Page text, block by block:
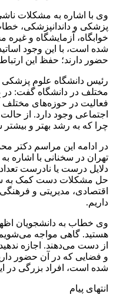
اشاره به مشکلات ناشی از
و داندانپزشکی، خطاب به
آزمایشگاه و غیره
با این وجود اساتید و
دارند؛ حفظ این ارتباط
دانشگاه علوم پزشکی تهران با
در دانشگاه گفت: در
در حوزه‌های مختلف
وجود دارد. از حالت تک
به رشد بهتر و بیشتر شما در
این مراسم دکتر محمود
در سخنانی با اشاره به
درست یا نادرست تعداد
دست کمک به سمت
مدیریتی و فرهنگی؛ چرا
به دانشجویان اظهار
گاهی مواجه می‌شویم که
می‌دهند. اجازه ندهید
که در آن حضور دارید را
افراد بزرگی در این
پیام